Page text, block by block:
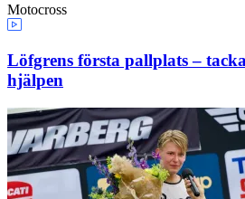
Motocross
Löfgrens första pallplats –
hjälpen